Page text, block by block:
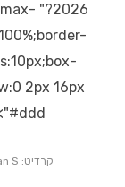
2px 16px
#ddd">
קרדיט: Ivan S